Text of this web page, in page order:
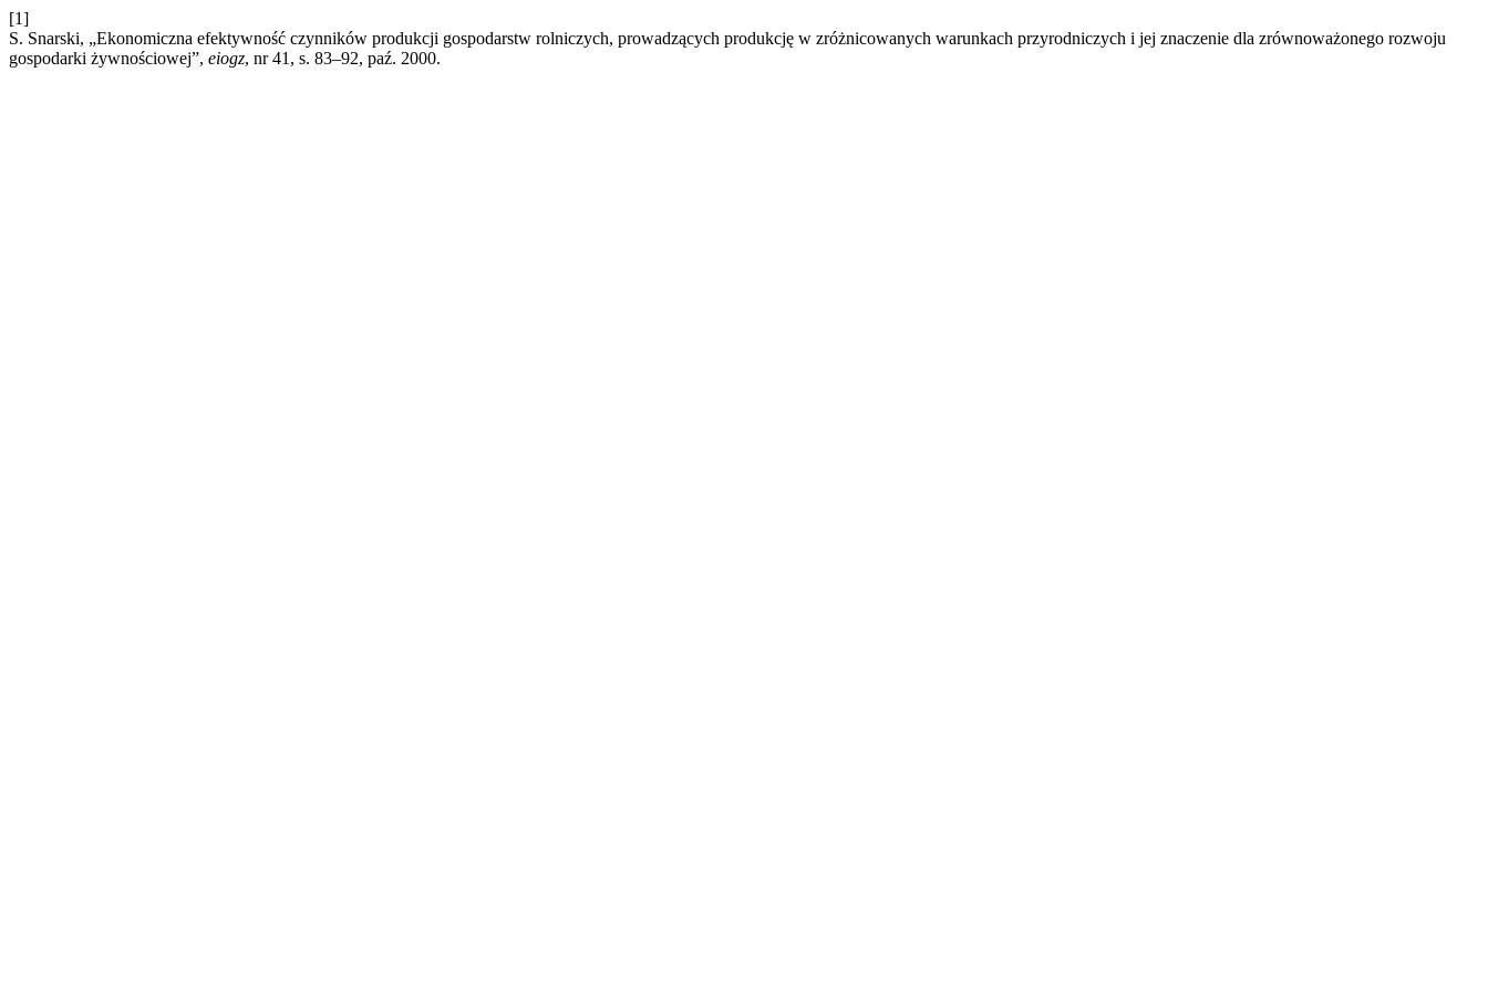
[1]
S. Snarski, „Ekonomiczna efektywność czynników produkcji gospodarstw rolniczych, prowadzących produkcję w zróżnicowanych warunkach przyrodniczych i jej znaczenie dla zrównoważonego rozwoju
gospodarki żywnościowej”, eiogz, nr 41, s. 83–92, paź. 2000.